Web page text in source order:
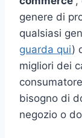
genere di
qualsiasi
guarda qui)
migliori dei
bisogno di
negozio o